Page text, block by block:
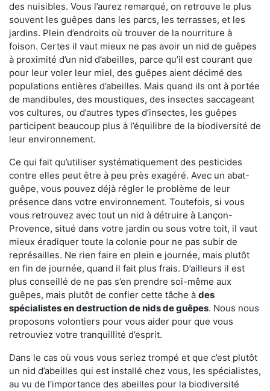
des nuisibles. Vous l’aurez remarqué, on retrouve le plus
souvent les guêpes dans les parcs, les terrasses, et les
jardins. Plein d’endroits où trouver de la nourriture à
foison. Certes il vaut mieux ne pas avoir un nid de guêpes
à proximité d’un nid d’abeilles, parce qu’il est courant que
pour leur voler leur miel, des guêpes aient décimé des
populations entières d’abeilles. Mais quand ils ont à portée
de mandibules, des moustiques, des insectes saccageant
vos cultures, ou d’autres types d’insectes, les guêpes
participent beaucoup plus à l’équilibre de la biodiversité de
leur environnement.
Ce qui fait qu’utiliser systématiquement des pesticides
contre elles peut être à peu près exagéré. Avec un abat-
guêpe, vous pouvez déjà régler le problème de leur
présence dans votre environnement. Toutefois, si vous
vous retrouvez avec tout un nid à détruire à Lançon-
Provence, situé dans votre jardin ou sous votre toit, il vaut
mieux éradiquer toute la colonie pour ne pas subir de
représailles. Ne rien faire en plein e journée, mais plutôt
en fin de journée, quand il fait plus frais. D’ailleurs il est
plus conseillé de ne pas s’en prendre soi-même aux
guêpes, mais plutôt de confier cette tâche à des
spécialistes en destruction de nids de guêpes. Nous nous
proposons volontiers pour vous aider pour que vous
retrouviez votre tranquillité d’esprit.
Dans le cas où vous vous seriez trompé et que c’est plutôt
un nid d’abeilles qui est installé chez vous, les spécialistes,
au vu de l’importance des abeilles pour la biodiversité